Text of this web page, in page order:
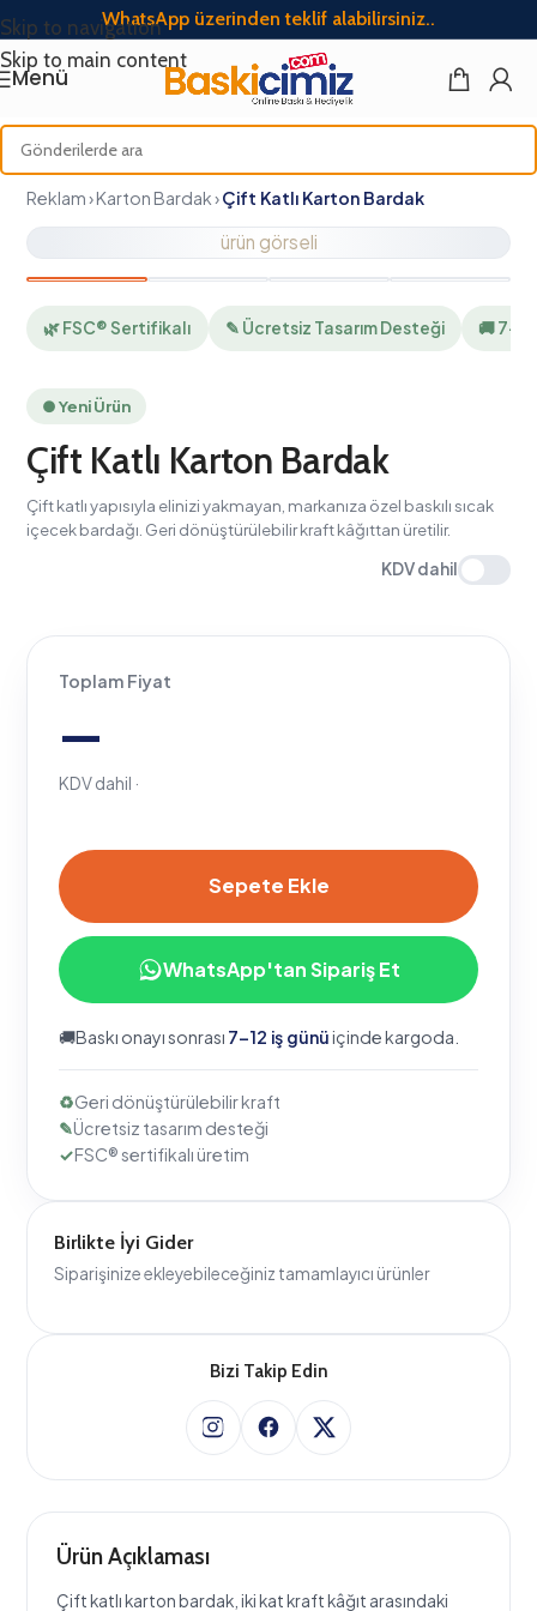
Skip to navigation
Skip to main content
WhatsApp üzerinden teklif alabilirsiniz..
Menü
Reklam › Karton Bardak ›Çift Katlı Karton Bardak
Ürün Açıklaması
Çift katlı karton bardak, iki kat kraft kâğıt arasındaki
hava boşluğu sayesinde sıcak içeceğin ısısını dışarı
etkinliğinizin ya da paket servisinizin imzasını taşır.
gıdayla temasa uygun şekilde kaplanmıştır. Sıcak
Çift Katlı Karton Bardak
Çift katlı yapısıyla elinizi yakmayan, markanıza özel baskılı sıcak
içecek bardağı. Geri dönüştürülebilir kraft kâğıttan üretilir.
KDV dahil
—
WhatsApp'tan Sipariş Et
🚚Baskı onayı sonrası7–12 iş günüiçinde kargoda.
Geri dönüştürülebilir kraft
✓FSC® sertifikalı üretim
Birlikte İyi Gider
Siparişinize ekleyebileceğiniz tamamlayıcı ürünler
Bizi Takip Edin